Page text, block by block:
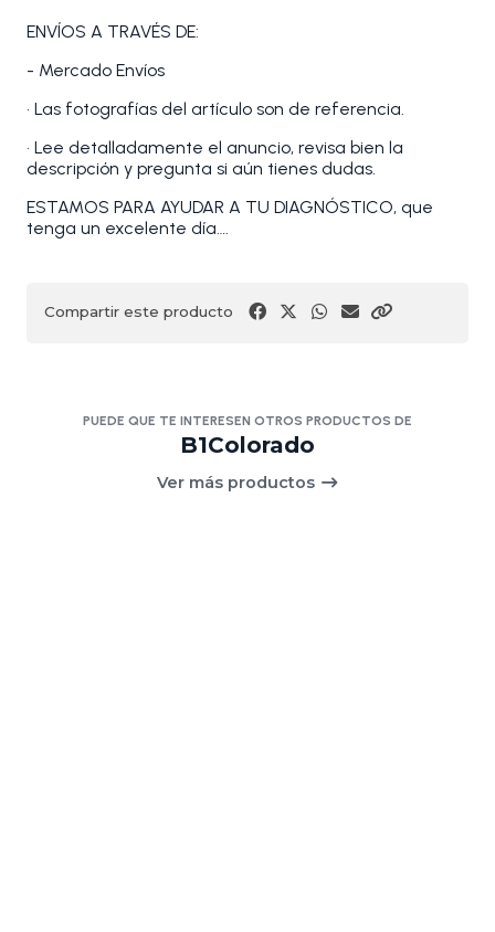
ENVÍOS A TRAVÉS DE:
- Mercado Envíos
• Las fotografías del artículo son de referencia.
• Lee detalladamente el anuncio, revisa bien la
descripción y pregunta si aún tienes dudas.
ESTAMOS PARA AYUDAR A TU DIAGNÓSTICO, que
tenga un excelente día….
Compartir este producto
PUEDE QUE TE INTERESEN OTROS PRODUCTOS DE
B1Colorado
Ver más productos